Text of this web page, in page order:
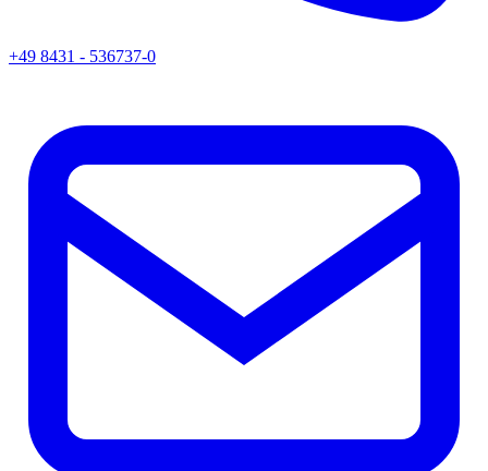
+49 8431 - 536737-0